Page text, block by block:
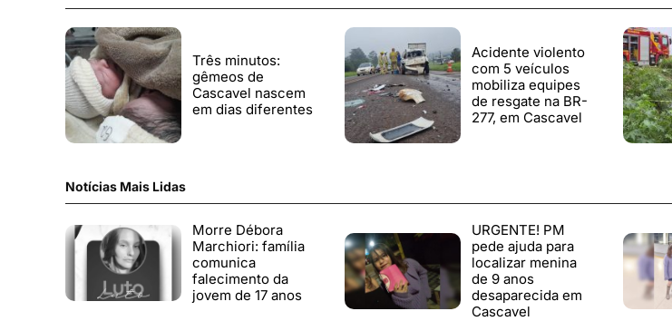
Três minutos:
gêmeos de
Cascavel nascem
em dias diferentes
Acidente violento
com 5 veículos
mobiliza equipes
de resgate na BR-
277, em Cascavel
Notícias Mais Lidas
Morre Débora
Marchiori: família
comunica
falecimento da
jovem de 17 anos
URGENTE! PM
pede ajuda para
localizar menina
de 9 anos
desaparecida em
Cascavel